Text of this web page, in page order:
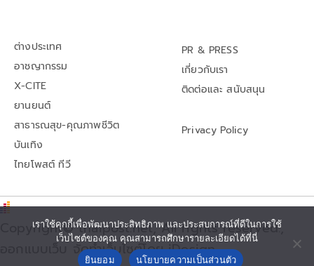
ต่างประเทศ
อาชญากรรม
X-CITE
ยานยนต์
สาธารณสุข-คุณภาพชีวิต
บันเทิง
ไทยโพสต์ ทีวี
PR & PRESS
เกี่ยวกับเรา
ติดต่อและ สนับสนุน
Privacy Policy
Copyright© thaipost.net, All rights reserved.,
ออกแบบเว็บ จัดทำเว็บไซต์โดย iDesign
เราใช้คุกกี้เพื่อพัฒนาประสิทธิภาพ และประสบการณ์ที่ดีในการใช้
เว็บไซต์ของคุณ คุณสามารถศึกษารายละเอียดได้ที่นี่
ยินยอม
นโยบายความเป็นส่วนตัว